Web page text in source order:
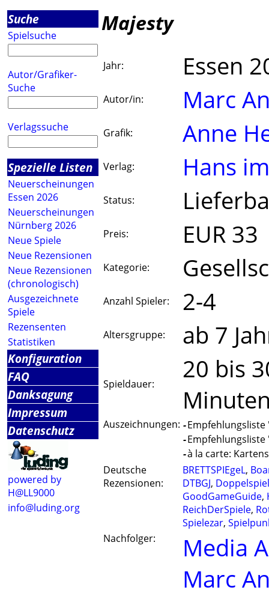
Suche
Spielsuche
Autor/Grafiker-
Suche
Verlagssuche
Spezielle Listen
Neuerscheinungen
Essen 2026
Neuerscheinungen
Nürnberg 2026
Neue Spiele
Neue Rezensionen
Neue Rezensionen
(chronologisch)
Ausgezeichnete
Spiele
Rezensenten
Statistiken
Konfiguration
FAQ
Danksagung
Impressum
Datenschutz
powered by
H@LL9000
info@luding.org
Majesty
Jahr: Essen
Autor/in: Marc
Grafik: Anne
Verlag: Hans
Status:
Preis: EUR 33
Kategorie:
Anzahl Spieler: 2-4
Altersgruppe: ab 7
Spieldauer:
20 bis
Auszeichnungen: -Empfehlungsliste
-Empfehlungsliste
-à la carte:
Deutsche
Rezensionen:
BRETTSPIEgeL,
DTBGJ, Doppelspiel
GoodGameGuide,
ReichDerSpiele,
Spielezar,
Nachfolger:
Media
Marc